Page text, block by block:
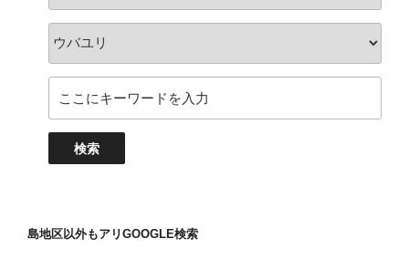
島地区以外もアリGOOGLE検索